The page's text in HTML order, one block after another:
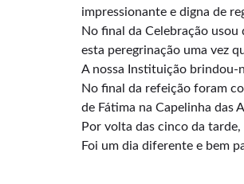
impressionante e digna de
No final da Celebração usou
esta peregrinação uma vez
A nossa Instituição brindou-
No final da refeição foram
de Fátima na Capelinha das
Por volta das cinco da
Foi um dia diferente e bem